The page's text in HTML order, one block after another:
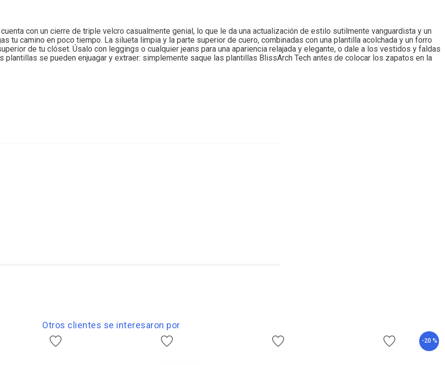
con un cierre de triple velcro casualmente genial, lo que le da una actualización de estilo sutilmente vanguardista y un
tu camino en poco tiempo. La silueta limpia y la parte superior de cuero, combinadas con una plantilla acolchada y un forro
de tu clóset. Úsalo con leggings o cualquier jeans para una apariencia relajada y elegante, o dale a los vestidos y faldas
se pueden enjuagar y extraer: simplemente saque las plantillas BlissArch Tech antes de colocar los zapatos en la
Otros clientes se interesaron por
-20 %